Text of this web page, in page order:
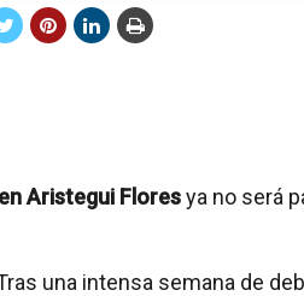
Aristegui Floresya no será
una intensa semana de